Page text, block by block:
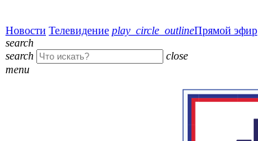
Новости Телевидение play_circle_outlineПрямой эфир
search
search
close
menu